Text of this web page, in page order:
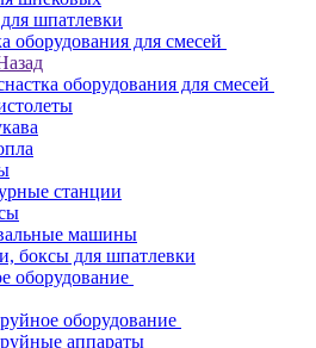
шпатлевки
оборудования для смесей
оборудования для смесей
станции
машины
боксы для шпатлевки
оборудование
оборудование
аппараты